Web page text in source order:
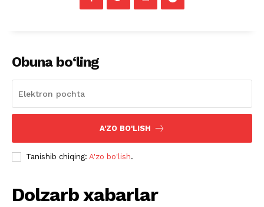
Obuna bo‘ling
A'ZO BO'LISH
Tanishib chiqing: A'zo bo'lish.
Dolzarb xabarlar